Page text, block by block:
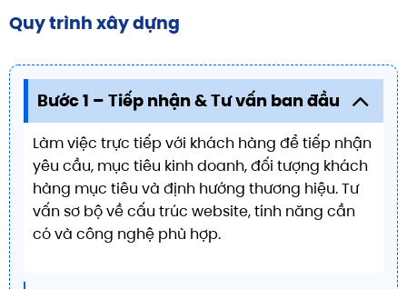
Quy trình xây dựng
Bước 1 – Tiếp nhận & Tư vấn ban đầu
Làm việc trực tiếp với khách hàng để tiếp nhận
yêu cầu, mục tiêu kinh doanh, đối tượng khách
hàng mục tiêu và định hướng thương hiệu. Tư
vấn sơ bộ về cấu trúc website, tính năng cần
có và công nghệ phù hợp.